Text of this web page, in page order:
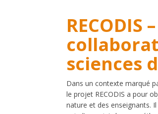
RECODIS
sciences
Dans un contexte marqué
le projet RECODIS a pour
nature et des enseignants.